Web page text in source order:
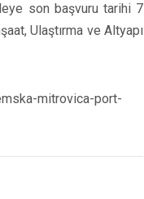
son başvuru tarihi 7
Ulaştırma ve Altyapı
mitrovica-port-